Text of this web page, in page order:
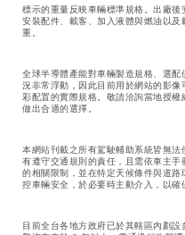
標示的重量反映車輛標準規格。出廠
安裝配件、載客、加入液體與燃油以
重。
全球半導體產能對車輛製造規格、選
況非常浮動，因此目前用於網站的影
彩配置的實際規格。敬請洽詢當地授
做出合適的選擇。
本網站刊載之所有駕駛輔助系統皆無
有遵守交通規則的責任，且需依車主
的相關限制，並在特定天候條件與道
控車輛安全，於必要時主動介入，以確
目前全台各地方政府已於其轄區內劃